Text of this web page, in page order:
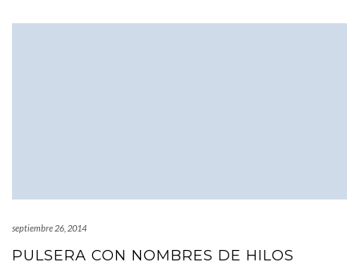
septiembre 26, 2014
PULSERA CON NOMBRES DE HILOS